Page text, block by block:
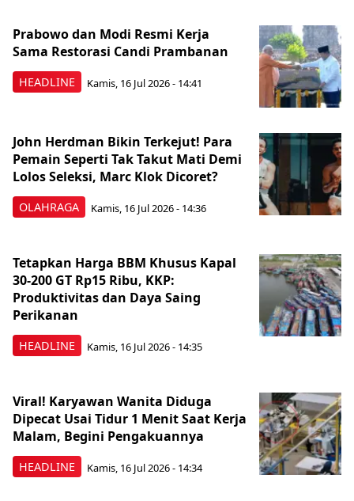
HEADLINE
Prabowo dan Modi Resmi Kerja
Sama Restorasi Candi Prambanan
Kamis, 16 Jul 2026 - 14:41
OLAHRAGA
John Herdman Bikin Terkejut! Para
Pemain Seperti Tak Takut Mati Demi
Lolos Seleksi, Marc Klok Dicoret?
Kamis, 16 Jul 2026 - 14:36
HEADLINE
Tetapkan Harga BBM Khusus Kapal
30-200 GT Rp15 Ribu, KKP:
Produktivitas dan Daya Saing
Perikanan
Kamis, 16 Jul 2026 - 14:35
HEADLINE
Viral! Karyawan Wanita Diduga
Dipecat Usai Tidur 1 Menit Saat Kerja
Malam, Begini Pengakuannya
Kamis, 16 Jul 2026 - 14:34